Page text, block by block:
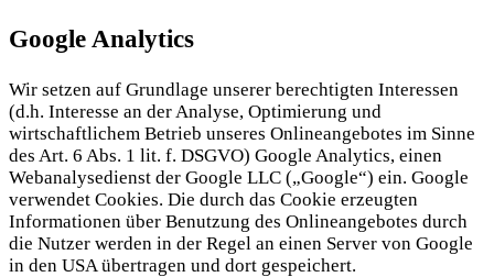
Google Analytics
Wir setzen auf Grundlage unserer berechtigten Interessen
(d.h. Interesse an der Analyse, Optimierung und
wirtschaftlichem Betrieb unseres Onlineangebotes im Sinne
des Art. 6 Abs. 1 lit. f. DSGVO) Google Analytics, einen
Webanalysedienst der Google LLC („Google“) ein. Google
verwendet Cookies. Die durch das Cookie erzeugten
Informationen über Benutzung des Onlineangebotes durch
die Nutzer werden in der Regel an einen Server von Google
in den USA übertragen und dort gespeichert.